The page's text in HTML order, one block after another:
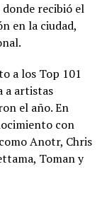
recibió el
en la ciudad,
a los Top 101
a artistas
el año. En
con
Anotr, Chris
Toman y